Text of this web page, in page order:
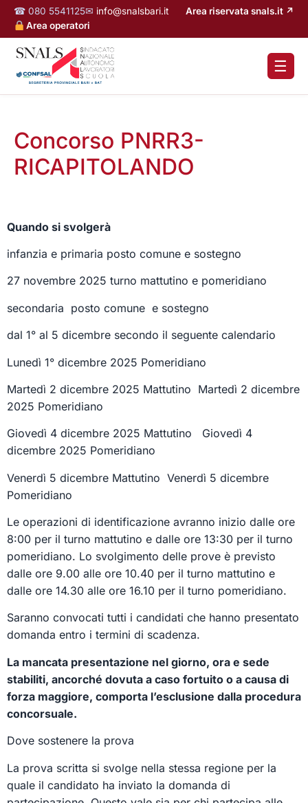
☎ 080 5541125✉ info@snalsbari.it
Area riservata snals.it ↗
Area operatori
☰
Concorso PNRR3-
RICAPITOLANDO
Quando si svolgerà
infanzia e primaria posto comune e sostegno
27 novembre 2025 turno mattutino e pomeridiano
secondaria posto comune e sostegno
dal 1° al 5 dicembre secondo il seguente calendario
Lunedì 1° dicembre 2025 Pomeridiano
Martedì 2 dicembre 2025 Mattutino Martedì 2 dicembre
2025 Pomeridiano
Giovedì 4 dicembre 2025 Mattutino Giovedì 4
dicembre 2025 Pomeridiano
Venerdì 5 dicembre Mattutino Venerdì 5 dicembre
Pomeridiano
Le operazioni di identificazione avranno inizio dalle ore
8:00 per il turno mattutino e dalle ore 13:30 per il turno
pomeridiano. Lo svolgimento delle prove è previsto
dalle ore 9.00 alle ore 10.40 per il turno mattutino e
dalle ore 14.30 alle ore 16.10 per il turno pomeridiano.
Saranno convocati tutti i candidati che hanno presentato
domanda entro i termini di scadenza.
La mancata presentazione nel giorno, ora e sede
stabiliti, ancorché dovuta a caso fortuito o a causa di
forza maggiore, comporta l’esclusione dalla procedura
concorsuale.
Dove sostenere la prova
La prova scritta si svolge nella stessa regione per la
quale il candidato ha inviato la domanda di